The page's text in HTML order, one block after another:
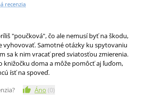
recenzia
"poučková", čo ale nemusí byť na škodu,
vyhovovať. Samotné otázky ku spytovaniu
sa k nim vracať pred sviatosťou zmierenia.
knižočku doma a môže pomôcť aj ľuďom,
ísť na spoveď.
Áno (0)